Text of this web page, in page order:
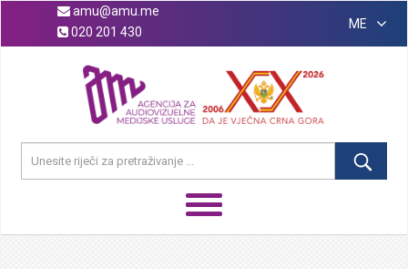
amu@amu.me
020 201 430
ME